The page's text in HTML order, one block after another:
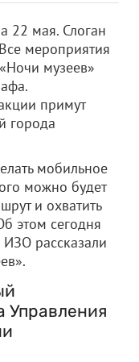
22 мая. Слоган
мероприятия
музеев»
примут
города
мобильное
можно будет
и охватить
этом сегодня
рассказали
Управления